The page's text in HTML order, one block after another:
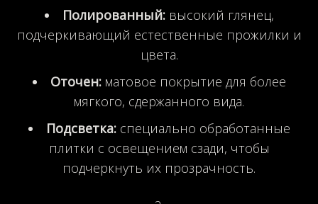
Полированный:высокий глянец,
подчеркивающий естественные прожилки и
цвета.
Оточен:матовое покрытие для более
мягкого, сдержанного вида.
Подсветка:специально обработанные
плитки с освещением сзади, чтобы
подчеркнуть их прозрачность.